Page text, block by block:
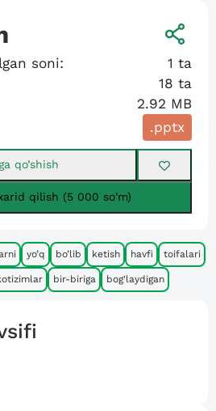
soni: 1 ta
18 ta
2.92 MB
.pptx
qo’shish
qilish (5 000 so'm)
yo’q bo’lib ketish havfi toifalari
bir-biriga bog'laydigan